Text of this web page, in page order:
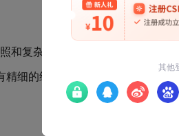
和复杂背景下的RGB-D图像。对
细的结构和内部空洞，挑战性同